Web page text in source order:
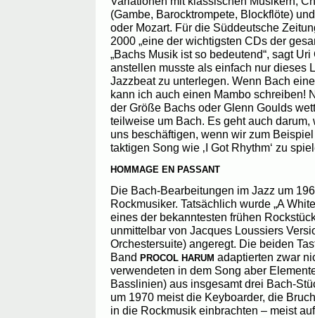
(Gambe, Barocktrompete, Blockflöte)
oder Mozart. Für die Süddeutsche
2000 „eine der wichtigsten CDs der
„Bachs Musik ist so bedeutend“, sagt
anstellen musste als einfach nur dieses
Jazzbeat zu unterlegen. Wenn Bach
kann ich auch einen Mambo schreiben!
der Größe Bachs oder Glenn Goulds
teilweise um Bach. Es geht auch
uns beschäftigen, wenn wir zum
taktigen Song wie ‚I Got Rhythm‘ zu
HOMMAGE EN PASSANT
Die Bach-Bearbeitungen im Jazz um
Rockmusiker. Tatsächlich wurde „A
eines der bekanntesten frühen
unmittelbar von Jacques Loussiers
Orchestersuite) angeregt. Die beiden
Band PROCOL HARUM adaptierten zwar
verwendeten in dem Song aber
Basslinien) aus insgesamt drei Bach-
um 1970 meist die Keyboarder, die
in die Rockmusik einbrachten – meist